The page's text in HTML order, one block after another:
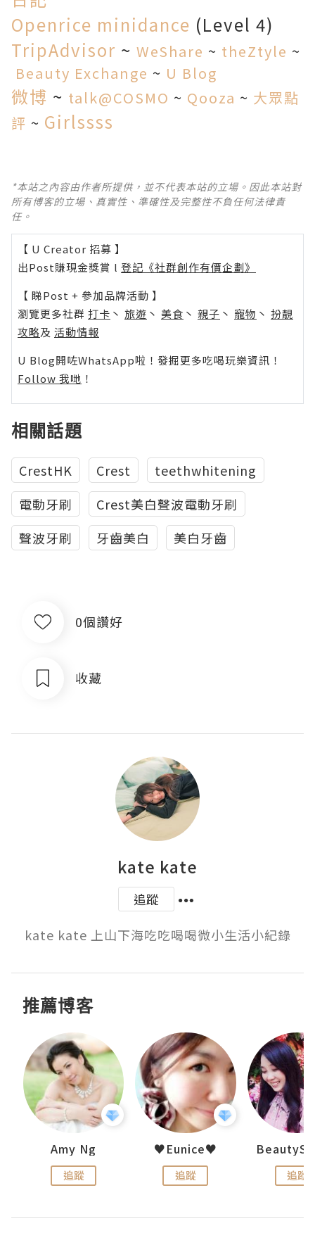
Openrice minidance (Level 4)
TripAdvisor ~ WeShare ~ theZtyle ~
Beauty Exchange ~ U Blog
微博 ~ talk@COSMO ~ Qooza ~ 大眾點
評 ~ Girlssss
*本站之內容由作者所提供，並不代表本站的立場。因此本站對
所有博客的立場、真實性、準確性及完整性不負任何法律責
任。
【 U Creator 招募 】
出Post賺現金獎賞 l 登記《社群創作有價企劃》
【 睇Post + 參加品牌活動 】
瀏覽更多社群 打卡 丶 旅遊 丶 美食 丶 親子 丶 寵物 丶 扮靚
攻略及 活動情報
U Blog開咗WhatsApp啦！發掘更多吃喝玩樂資訊！
Follow 我哋 ！
相關話題
CrestHK Crest
teethwhitening
電動牙刷
Crest美白聲波電動牙刷
聲波牙刷
牙齒美白 美白牙齒
0個讚好
收藏
kate kate
追蹤
kate kate 上山下海吃吃喝喝微小生活小紀錄
推薦博客
Amy Ng
追蹤
♥Eunice♥
追蹤 追蹤